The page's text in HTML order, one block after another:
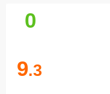
0
9.3